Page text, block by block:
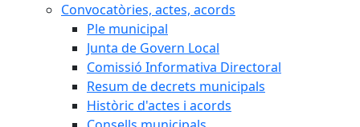
Convocatòries, actes, acords
Ple municipal
Junta de Govern Local
Comissió Informativa Directoral
Resum de decrets municipals
Històric d'actes i acords